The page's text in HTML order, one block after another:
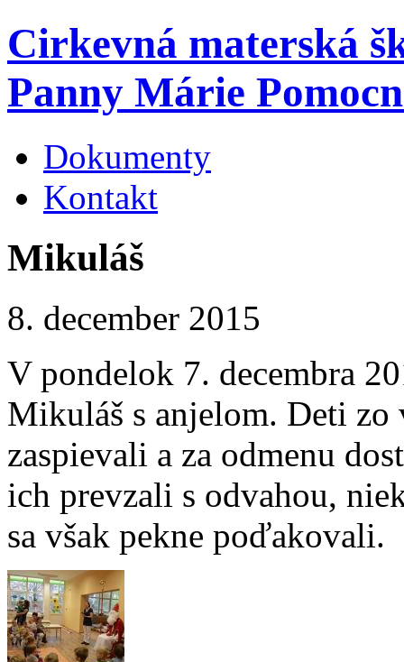
Cirkevná materská
Panny Márie
Dokumenty
Kontakt
Mikuláš
8. december 2015
V pondelok 7. decembra
Mikuláš s anjelom. Deti
zaspievali a za odmenu
ich prevzali s odvahou,
sa však pekne poďakovali.